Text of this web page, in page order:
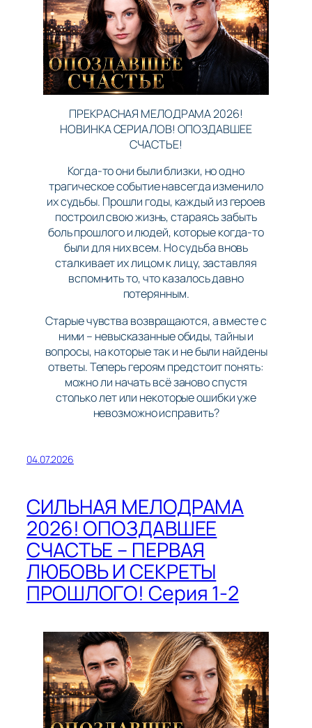
ПРЕКРАСНАЯ МЕЛОДРАМА 2026!
НОВИНКА СЕРИАЛОВ! ОПОЗДАВШЕЕ
СЧАСТЬЕ!
Когда-то они были близки, но одно
трагическое событие навсегда изменило
их судьбы. Прошли годы, каждый из героев
построил свою жизнь, стараясь забыть
боль прошлого и людей, которые когда-то
были для них всем. Но судьба вновь
сталкивает их лицом к лицу, заставляя
вспомнить то, что казалось давно
потерянным.
Старые чувства возвращаются, а вместе с
ними – невысказанные обиды, тайны и
вопросы, на которые так и не были найдены
ответы. Теперь героям предстоит понять:
можно ли начать всё заново спустя
столько лет или некоторые ошибки уже
невозможно исправить?
04.07.2026
СИЛЬНАЯ МЕЛОДРАМА
2026! ОПОЗДАВШЕЕ
СЧАСТЬЕ – ПЕРВАЯ
ЛЮБОВЬ И СЕКРЕТЫ
ПРОШЛОГО! Серия 1-2